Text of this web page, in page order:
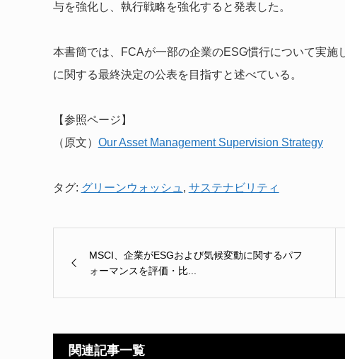
与を強化し、執行戦略を強化すると発表した。
本書簡では、FCAが一部の企業のESG慣行について実
に関する最終決定の公表を目指すと述べている。
【参照ページ】
（原文） Our Asset Management Supervision Strategy
タグ: グリーンウォッシュ , サステナビリティ
MSCI、企業がESGおよび気候変動に関するパフ
ォーマンスを評価・比...
関連記事一覧